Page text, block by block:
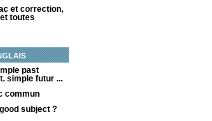
et correction,
toutes
past
simple futur ...
commun
subject ?